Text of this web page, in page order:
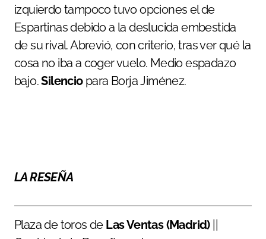
izquierdo tampoco tuvo opciones el de
Espartinas debido a la deslucida embestida
de su rival. Abrevió, con criterio, tras ver qué la
cosa no iba a coger vuelo. Medio espadazo
bajo.Silenciopara Borja Jiménez.
LA RESEÑA
Plaza de toros de Las Ventas (Madrid)||